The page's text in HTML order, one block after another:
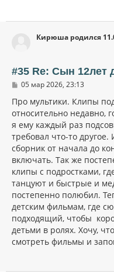
Кирюша родился
#35 Re: Сын 12лет
С
о
б
щ
е
н
и
е
05 мар 2026, 23:13
Про мультики. Клипы
относительно недавно,
я ему каждый раз
требовал что-то
сборник от начала до
включать. Так же
клипы с подростками,
танцуют и быстрые и
постепенно полюбил.
детским фильмам, где
подходящий, чтобы
детьми в ролях. Хочу,
смотреть фильмы и